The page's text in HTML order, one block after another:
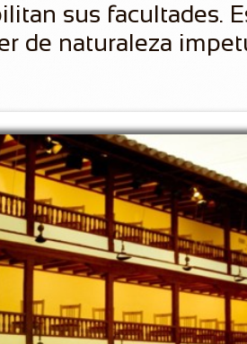
sus facultades.
de naturaleza